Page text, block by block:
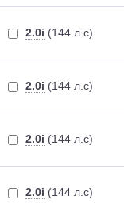
2.0i (144 л.с)
2.0i (144 л.с)
2.0i (144 л.с)
2.0i (144 л.с)